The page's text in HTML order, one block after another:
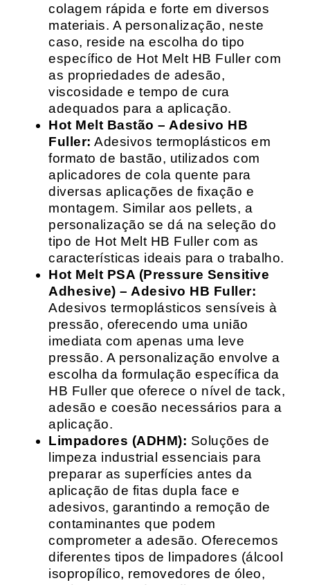
colagem rápida e forte em diversos
materiais. A personalização, neste
caso, reside na escolha do tipo
específico de Hot Melt HB Fuller com
as propriedades de adesão,
viscosidade e tempo de cura
adequados para a aplicação.
Hot Melt Bastão – Adesivo HB
Fuller: Adesivos termoplásticos em
formato de bastão, utilizados com
aplicadores de cola quente para
diversas aplicações de fixação e
montagem. Similar aos pellets, a
personalização se dá na seleção do
tipo de Hot Melt HB Fuller com as
características ideais para o trabalho.
Hot Melt PSA (Pressure Sensitive
Adhesive) – Adesivo HB Fuller:
Adesivos termoplásticos sensíveis à
pressão, oferecendo uma união
imediata com apenas uma leve
pressão. A personalização envolve a
escolha da formulação específica da
HB Fuller que oferece o nível de tack,
adesão e coesão necessários para a
aplicação.
Limpadores (ADHM): Soluções de
limpeza industrial essenciais para
preparar as superfícies antes da
aplicação de fitas dupla face e
adesivos, garantindo a remoção de
contaminantes que podem
comprometer a adesão. Oferecemos
diferentes tipos de limpadores (álcool
isopropílico, removedores de óleo,